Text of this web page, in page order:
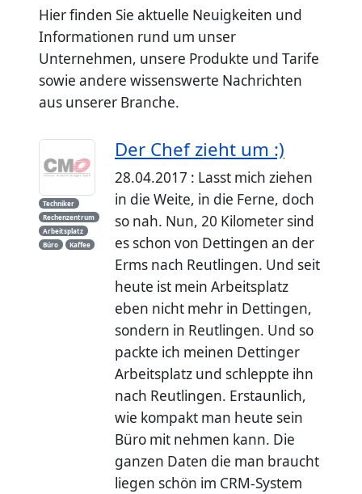
Hier finden Sie aktuelle Neuigkeiten und
Informationen rund um unser
Unternehmen, unsere Produkte und Tarife
sowie andere wissenswerte Nachrichten
aus unserer Branche.
Techniker
Rechenzentrum
Arbeitsplatz
Büro
Kaffee
Der Chef zieht um :)
28.04.2017 : Lasst mich ziehen
in die Weite, in die Ferne, doch
so nah. Nun, 20 Kilometer sind
es schon von Dettingen an der
Erms nach Reutlingen. Und seit
heute ist mein Arbeitsplatz
eben nicht mehr in Dettingen,
sondern in Reutlingen. Und so
packte ich meinen Dettinger
Arbeitsplatz und schleppte ihn
nach Reutlingen. Erstaunlich,
wie kompakt man heute sein
Büro mit nehmen kann. Die
ganzen Daten die man braucht
liegen schön im CRM-System